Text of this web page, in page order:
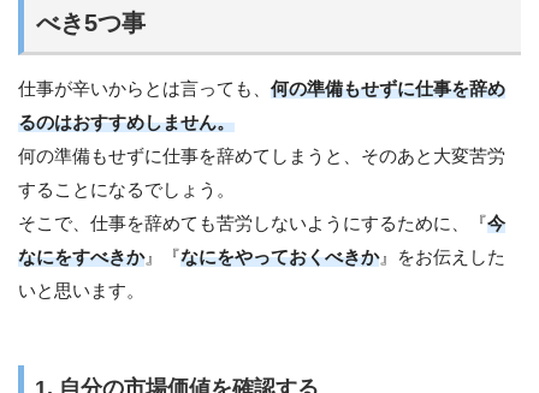
べき5つ事
仕事が辛いからとは言っても、 何の準備もせずに仕事を辞め
るのはおすすめしません。
何の準備もせずに仕事を辞めてしまうと、そのあと大変苦労
することになるでしょう。
そこで、仕事を辞めても苦労しないようにするために、『今
なにをすべきか』『なにをやっておくべきか』をお伝えした
いと思います。
1. 自分の市場価値を確認する